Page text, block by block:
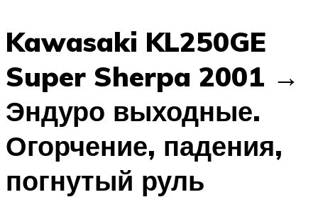
Kawasaki KL250GE
Super Sherpa 2001 →
Эндуро выходные.
Огорчение, падения,
погнутый руль